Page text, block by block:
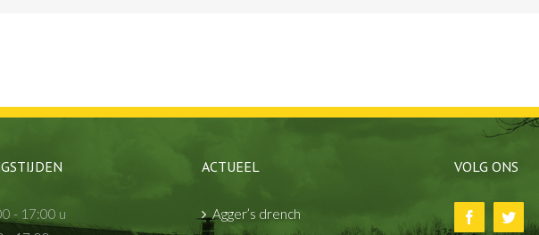
- 17:00 u
ACTUEEL
Agger’s drench
VOLG ONS